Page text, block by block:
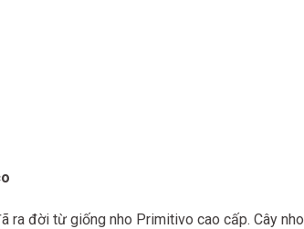
ra đời từ giống nho Primitivo cao cấp. Cây